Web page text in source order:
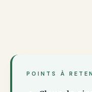
POINTS À